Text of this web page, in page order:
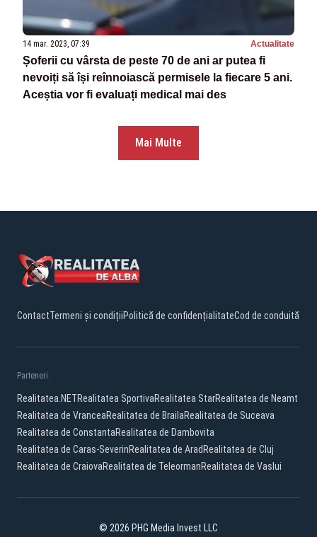
14 mar. 2023, 07:39 Actualitate
Șoferii cu vârsta de peste 70 de ani ar putea fi
nevoiți să își reînnoiască permisele la fiecare 5 ani.
Aceștia vor fi evaluați medical mai des
Mai Multe
ContactTermeni și condițiiPolitică de confidențialitateCod de conduită
Parteneri:
Realitatea.NETRealitatea SportivaRealitatea StarRealitatea de Neamt
Realitatea de VranceaRealitatea de BrailaRealitatea de Suceava
Realitatea de ConstantaRealitatea de Dambovita
Realitatea de Caras-SeverinRealitatea de Arad Realitatea de Cluj
Realitatea de CraiovaRealitatea de TeleormanRealitatea de Vaslui
© 2026 PHG Media Invest LLC